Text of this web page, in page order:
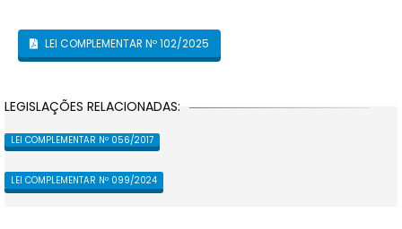
LEI COMPLEMENTAR Nº 102/2025
LEGISLAÇÕES RELACIONADAS:
LEI COMPLEMENTAR Nº 056/2017
LEI COMPLEMENTAR Nº 099/2024